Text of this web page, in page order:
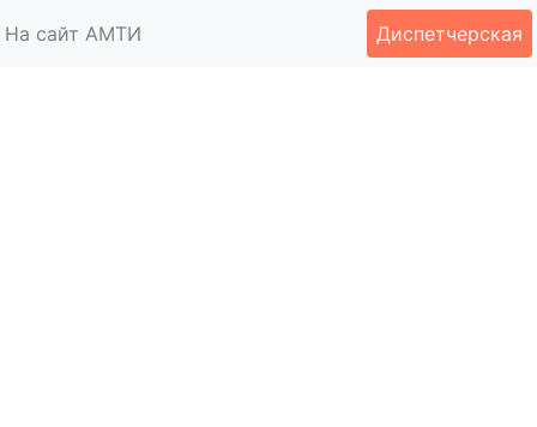
На сайт АМТИ Диспетчерская